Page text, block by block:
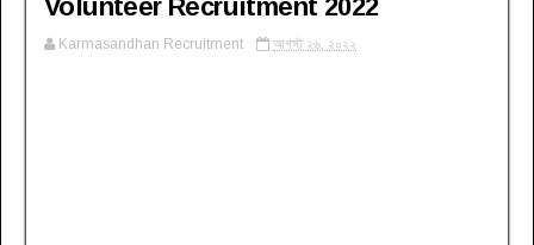
Volunteer Recruitment 2022
Karmasandhan Recruitment আগস্ট ২৬, ২০২২